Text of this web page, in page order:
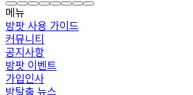
메뉴
방팟 사용 가이드
커뮤니티
공지사항
방팟 이벤트
가입인사
방탈출 뉴스